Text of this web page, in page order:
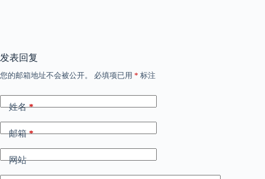
发表回复
您的邮箱地址不会被公开。 必填项已用 * 标注
姓名*
邮箱*
网站